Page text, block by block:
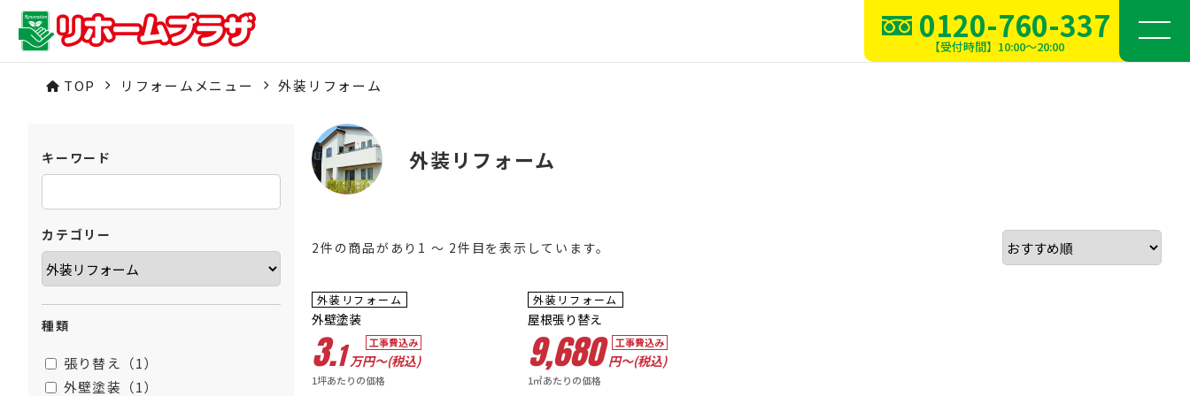
0120-760-337
【受付時間】10:00～20:00
TOP リフォームメニュー 外装リフォーム
外装リフォーム
2件の商品があり1 ～ 2件目を表示しています。
外装リフォーム
外壁塗装
3.1 万円〜(税込)
工事費込み
1坪あたりの価格
外装リフォーム
屋根張り替え
9,680 円〜(税込)
工事費込み
1㎡あたりの価格
キーワード
カテゴリー
種類
張り替え（1）
外壁塗装（1）